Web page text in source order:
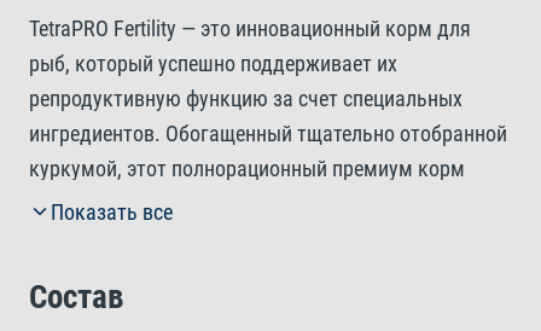
TetraPRO Fertility — это инновационный корм для
рыб, который успешно поддерживает их
репродуктивную функцию за счет специальных
ингредиентов. Обогащенный тщательно отобранной
куркумой, этот полнорационный премиум корм
укрепляет иммунную систему и закладывает основу
влияет на выработку вителлогенина у самок
Показать все
Состав